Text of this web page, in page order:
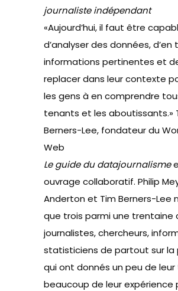
journaliste indépendant
«Aujourd’hui, il faut être
d’analyser des données, d’en
informations pertinentes et
replacer dans leur contexte
les gens à en comprendre
tenants et les aboutissants.»
Berners-Lee, fondateur du
Web
Le guide du datajournalisme
ouvrage collaboratif. Philip
Anderton et Tim Berners-Lee
que trois parmi une trentaine
journalistes, chercheurs,
statisticiens de partout sur la
qui ont donnés un peu de
beaucoup de leur expérience